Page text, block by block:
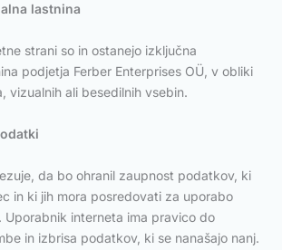
lastnina
strani so in ostanejo izključna
podjetja Ferber Enterprises OÜ, v obliki
vizualnih ali besedilnih vsebin.
da bo ohranil zaupnost podatkov, ki
in ki jih mora posredovati za uporabo
Uporabnik interneta ima pravico do
in izbrisa podatkov, ki se nanašajo nanj.